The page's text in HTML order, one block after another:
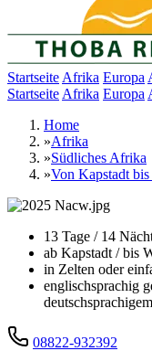
Startseite Afrika Europa
Startseite Afrika Europa
Home
»Afrika
»Südliches Afrika
»Von Kapstadt
13 Tage / 14
ab Kapstadt / bis
in Zelten oder
englischsprachig
08822-932392